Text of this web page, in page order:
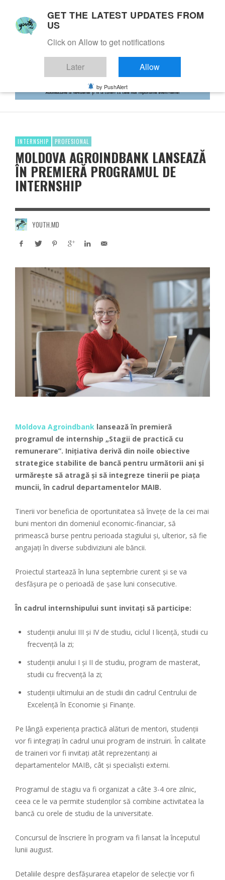
INTERNSHIP PROFESIONAL
MOLDOVA AGROINDBANK LANSEAZĂ
ÎN PREMIERĂ PROGRAMUL DE
INTERNSHIP
YOUTH.MD
Moldova Agroindbank lansează în premieră
programul de internship „Stagii de practică cu
remunerare”. Inițiativa derivă din noile obiective
strategice stabilite de bancă pentru următorii ani și
urmărește să atragă și să integreze tinerii pe piața
muncii, în cadrul departamentelor MAIB.
Tinerii vor beneficia de oportunitatea să învețe de la cei mai
buni mentori din domeniul economic-financiar, să
primească burse pentru perioada stagiului și, ulterior, să fie
angajați în diverse subdiviziuni ale băncii.
Proiectul startează în luna septembrie curent și se va
desfășura pe o perioadă de șase luni consecutive.
În cadrul internshipului sunt invitați să participe:
studenții anului III și IV de studiu, ciclul I licență, studii cu
frecvență la zi;
studenții anului I și II de studiu, program de masterat,
studii cu frecvență la zi;
studenții ultimului an de studii din cadrul Centrului de
Excelență în Economie și Finanțe.
Pe lângă experiența practică alături de mentori, studenții
vor fi integrați în cadrul unui program de instruiri. În calitate
de traineri vor fi invitați atât reprezentanți ai
departamentelor MAIB, cât și specialiști externi.
Programul de stagiu va fi organizat a câte 3-4 ore zilnic,
ceea ce le va permite studenților să combine activitatea la
bancă cu orele de studiu de la universitate.
Concursul de înscriere în program va fi lansat la începutul
lunii august.
Detaliile despre desfășurarea etapelor de selecție vor fi
GET THE LATEST UPDATES FROM
US
Click on Allow to get notifications
Later Allow
by PushAlert